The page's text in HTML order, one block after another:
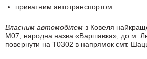
приватним автотранспортом.
Власним автомобілем з Ковеля
М07, народна назва «Варшавка», до м.
повернути на Т0302 в напрямок смт.